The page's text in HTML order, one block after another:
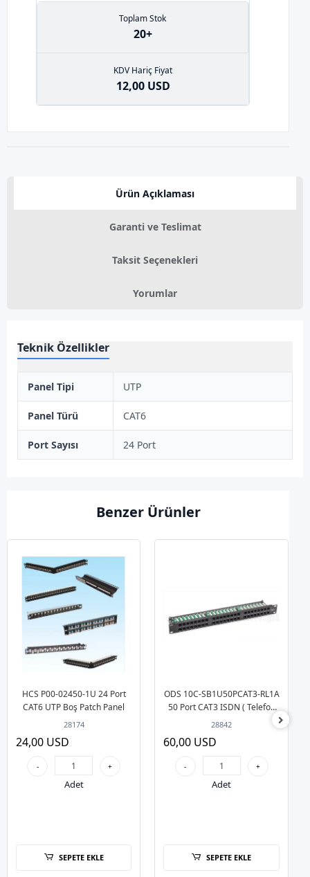
Toplam Stok
20+
KDV Hariç Fiyat
12,00 USD
Ürün Açıklaması
Garanti ve Teslimat
Taksit Seçenekleri
Yorumlar
Teknik Özellikler
Panel Tipi UTP
Panel Türü CAT6
Port Sayısı 24 Port
Benzer Ürünler
HCS P00-02450-1U 24 Port
CAT6 UTP Boş Patch Panel
28174
24,00 USD
- +
Adet
SEPETE EKLE
ODS 10C-SB1U50PCAT3-RL1A
50 Port CAT3 ISDN ( Telefon
için) Patch Panel
28842
60,00 USD
- +
Adet
SEPETE EKLE